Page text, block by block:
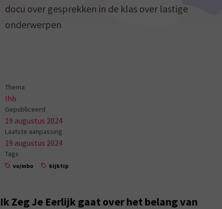
docu over gesprekken in de klas over lastige
onderwerpen
Thema
lhb
Gepubliceerd
19 augustus 2024
Laatste aanpassing
19 augustus 2024
Tags
vo/mbo kijktip
Ik Zeg Je Eerlijk gaat over het belang van